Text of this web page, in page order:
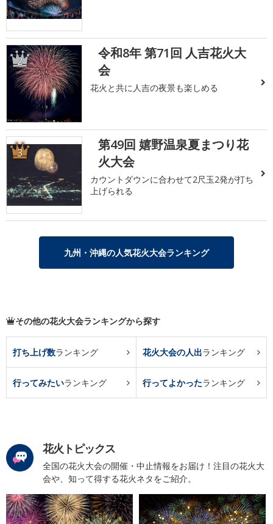
2
令和8年 第71回 人吉花火大
会
花火と共に人吉の夜景も楽しめる
3
第49回 嬉野温泉夏まつり花
火大会
カウントダウンに合わせて2尺玉2発が打ち
上げられる
九州・沖縄の人気花火大会ランキング
その他の花火大会ランキングから探す
打ち上げ数ランキング 花火大会の人出ランキング
行ってみたいランキング 行ってよかったランキング
花火トピックス
全国の花火大会の開催・中止情報をお届け！注目の花火大
会や、知って得する花火ネタをご紹介。